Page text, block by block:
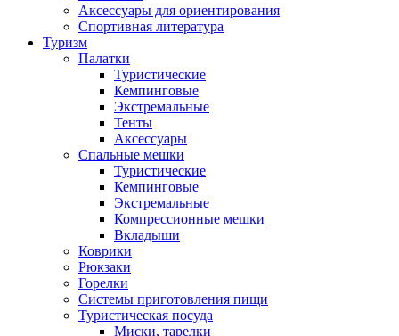
Аксессуары для ориентирования
Спортивная литература
Туризм
Палатки
Туристические
Кемпинговые
Экстремальные
Тенты
Аксессуары
Спальные мешки
Туристические
Кемпинговые
Экстремальные
Компрессионные мешки
Вкладыши
Коврики
Рюкзаки
Горелки
Системы приготовления пищи
Туристическая посуда
Миски, тарелки